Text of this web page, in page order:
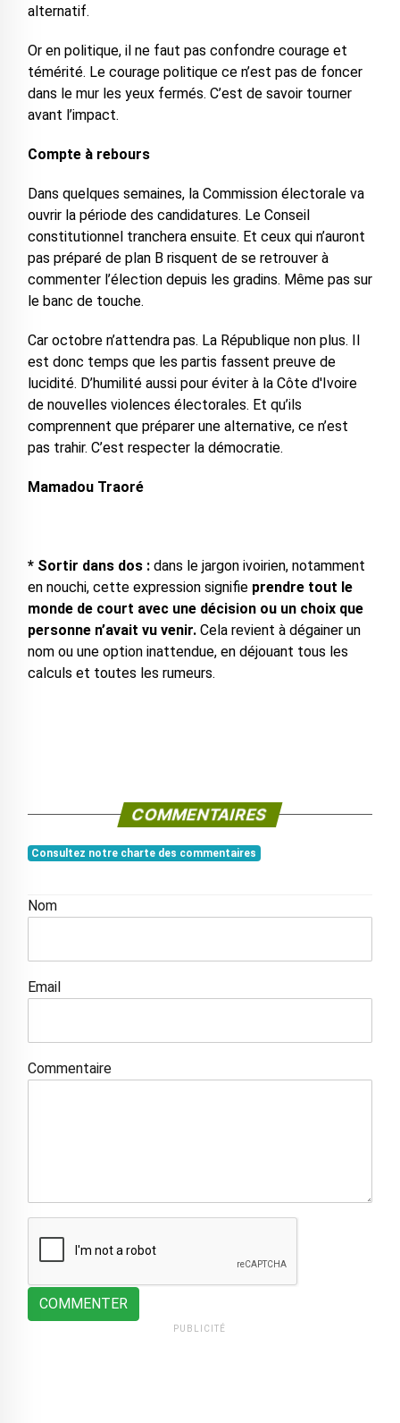
alternatif.
Or en politique, il ne faut pas confondre courage et
témérité. Le courage politique ce n’est pas de foncer
dans le mur les yeux fermés. C’est de savoir tourner
avant l’impact.
Compte à rebours
Dans quelques semaines, la Commission électorale va
ouvrir la période des candidatures. Le Conseil
constitutionnel tranchera ensuite. Et ceux qui n’auront
pas préparé de plan B risquent de se retrouver à
commenter l’élection depuis les gradins. Même pas sur
le banc de touche.
Car octobre n’attendra pas. La République non plus. Il
est donc temps que les partis fassent preuve de
lucidité. D’humilité aussi pour éviter à la Côte d'Ivoire
de nouvelles violences électorales. Et qu’ils
comprennent que préparer une alternative, ce n’est
pas trahir. C’est respecter la démocratie.
Mamadou Traoré
* Sortir dans dos :dans le jargon ivoirien, notamment
en nouchi, cette expression signifie prendre tout le
monde de court avec une décision ou un choix que
personne n’avait vu venir.Cela revient à dégainer un
nom ou une option inattendue, en déjouant tous les
calculs et toutes les rumeurs.
COMMENTAIRES
Consultez notre charte des commentaires
Nom
Email
Commentaire
COMMENTER
PUBLICITÉ